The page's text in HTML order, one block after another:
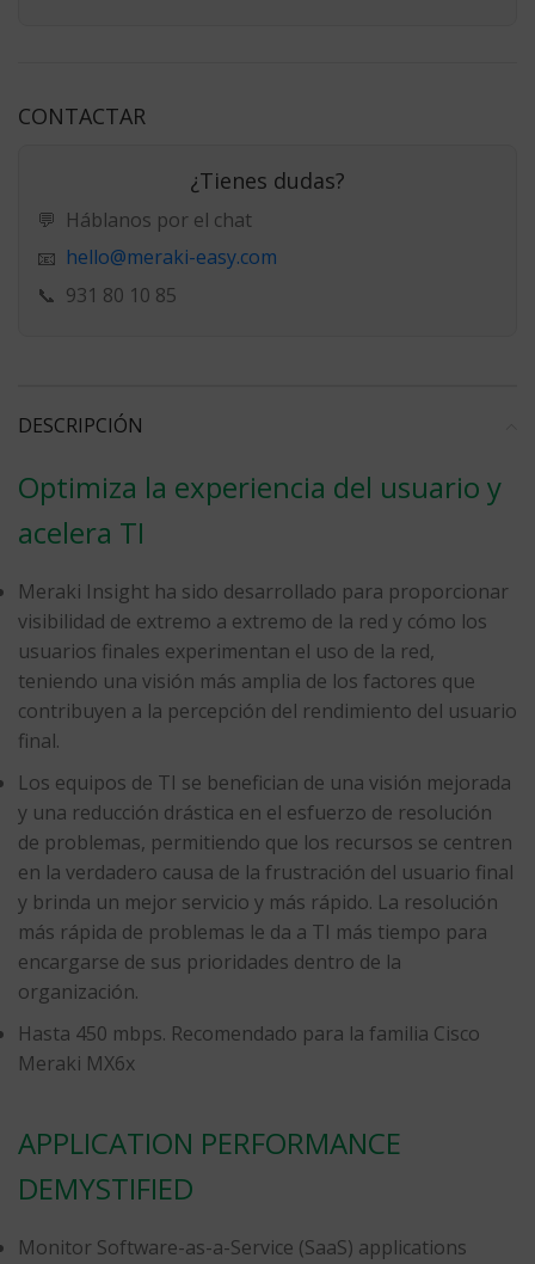
CONTACTAR
¿Tienes dudas?
💬 Háblanos por el chat
📧 hello@meraki-easy.com
📞 931 80 10 85
DESCRIPCIÓN
Optimiza la experiencia del usuario y
acelera TI
Meraki Insight ha sido desarrollado para proporcionar
visibilidad de extremo a extremo de la red y cómo los
usuarios finales experimentan el uso de la red,
teniendo una visión más amplia de los factores que
contribuyen a la percepción del rendimiento del usuario
final.
Los equipos de TI se benefician de una visión mejorada
y una reducción drástica en el esfuerzo de resolución
de problemas, permitiendo que los recursos se centren
en la verdadero causa de la frustración del usuario final
y brinda un mejor servicio y más rápido. La resolución
más rápida de problemas le da a TI más tiempo para
encargarse de sus prioridades dentro de la
organización.
Hasta 450 mbps. Recomendado para la familia Cisco
Meraki MX6x
APPLICATION PERFORMANCE
DEMYSTIFIED
Monitor Software-as-a-Service (SaaS) applications